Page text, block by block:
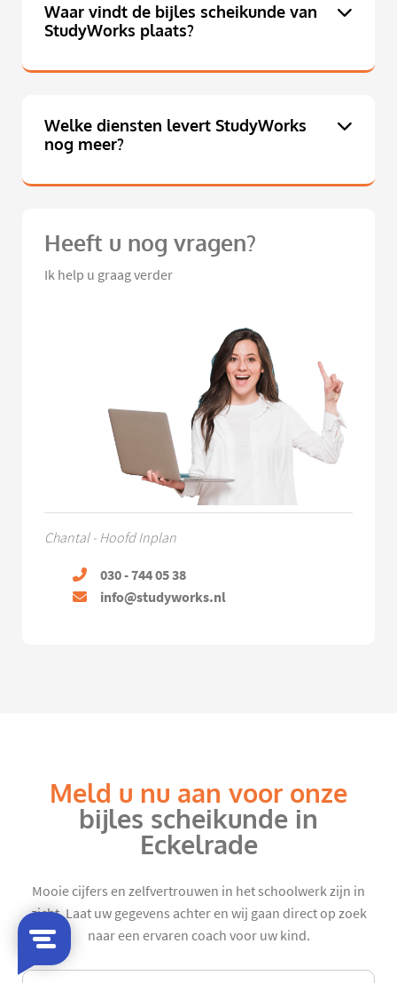
Waar vindt de bijles scheikunde van
StudyWorks plaats?
Welke diensten levert StudyWorks
nog meer?
Heeft u nog vragen?
Ik help u graag verder
Chantal - Hoofd Inplan
030 - 744 05 38
info@studyworks.nl
Meld u nu aan voor onze
bijles scheikunde in
Eckelrade
Mooie cijfers en zelfvertrouwen in het schoolwerk zijn in
zicht. Laat uw gegevens achter en wij gaan direct op zoek
naar een ervaren coach voor uw kind.